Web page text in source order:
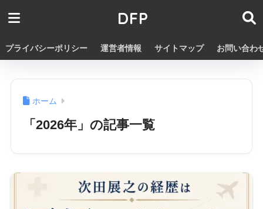
DFP
プライバシーポリシー 運営者情報 サイトマップ お問い合わ
ホーム
「2026年」の記事一覧